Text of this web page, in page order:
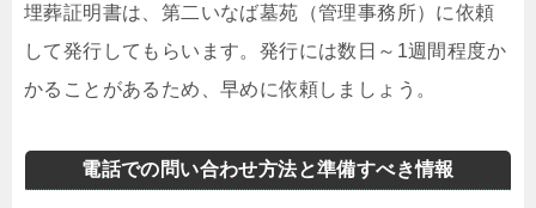
埋葬証明書は、第二いなば墓苑（管理事務所）に依頼
して発行してもらいます。発行には数日～1週間程度か
かることがあるため、早めに依頼しましょう。
電話での問い合わせ方法と準備すべき情報